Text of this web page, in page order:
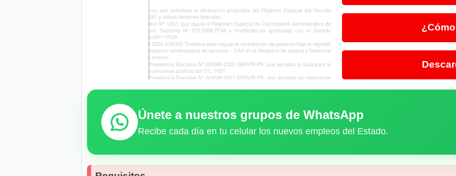
Únete a nuestros grupos de WhatsApp
Recibe cada día en tu celular los nuevos empleos del Estado.